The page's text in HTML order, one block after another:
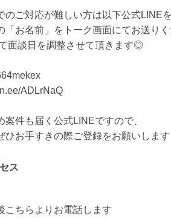
のご対応が難しい方は以下公式LINE
「お名前」をトーク画面にてお送り
面談日を調整させて頂きます◎
ADLrNaQ
案件も届く公式LINEですので、
ひお手すきの際ご登録をお願いしま
ス
こちらよりお電話します